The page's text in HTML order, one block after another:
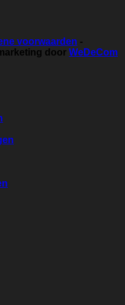
voorwaarden -
door WeDeCom